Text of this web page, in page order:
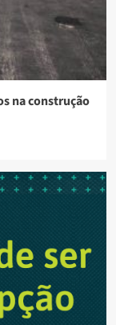
na construção